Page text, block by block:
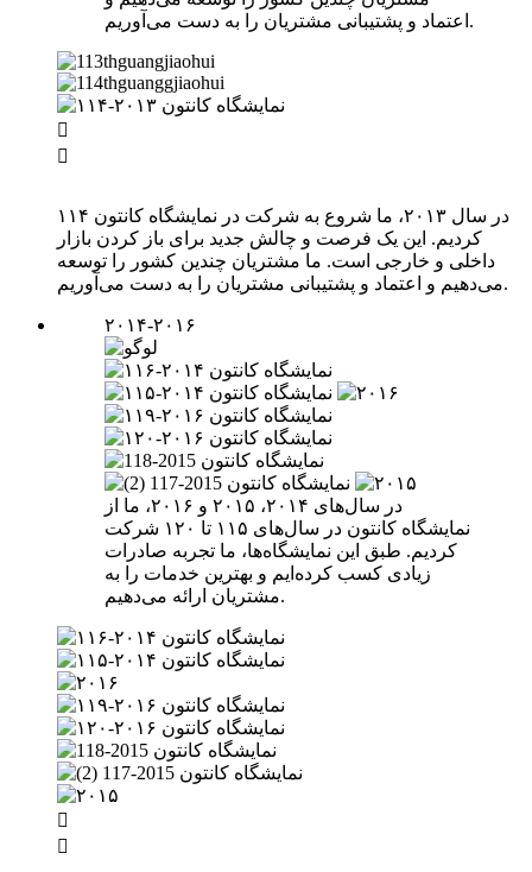
اعتماد و پشتیبانی مشتریان را به دست می‌آوریم.


در سال ۲۰۱۳، ما شروع به شرکت در نمایشگاه کانتون ۱۱۴
کردیم. این یک فرصت و چالش جدید برای باز کردن بازار
داخلی و خارجی است. ما مشتریان چندین کشور را توسعه
می‌دهیم و اعتماد و پشتیبانی مشتریان را به دست می‌آوریم.
۲۰۱۴-۲۰۱۶
در سال‌های ۲۰۱۴، ۲۰۱۵ و ۲۰۱۶، ما از
نمایشگاه کانتون در سال‌های ۱۱۵ تا ۱۲۰ شرکت
کردیم. طبق این نمایشگاه‌ها، ما تجربه صادرات
زیادی کسب کرده‌ایم و بهترین خدمات را به
مشتریان ارائه می‌دهیم.

